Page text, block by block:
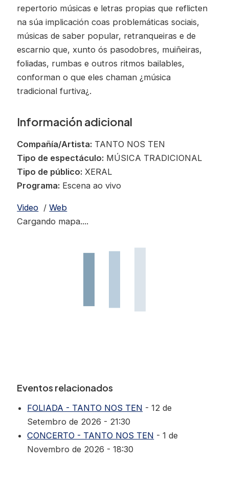
repertorio músicas e letras propias que reflicten
na súa implicación coas problemáticas sociais,
músicas de saber popular, retranqueiras e de
escarnio que, xunto ós pasodobres, muiñeiras,
foliadas, rumbas e outros ritmos bailables,
conforman o que eles chaman ¿música
tradicional furtiva¿.
Información adicional
Compañía/Artista: TANTO NOS TEN
Tipo de espectáculo: MÚSICA TRADICIONAL
Tipo de público: XERAL
Programa: Escena ao vivo
Video /Web
Cargando mapa....
Eventos relacionados
FOLIADA - TANTO NOS TEN - 12 de
Setembro de 2026 - 21:30
CONCERTO - TANTO NOS TEN - 1 de
Novembro de 2026 - 18:30